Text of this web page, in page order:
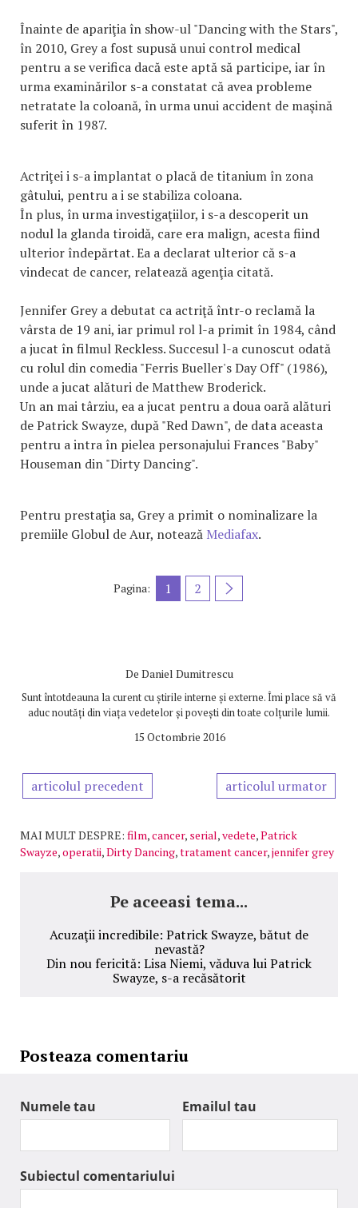
Înainte de apariţia în show-ul "Dancing with the Stars",
în 2010, Grey a fost supusă unui control medical
pentru a se verifica dacă este aptă să participe, iar în
urma examinărilor s-a constatat că avea probleme
netratate la coloană, în urma unui accident de maşină
suferit în 1987.
Actriţei i s-a implantat o placă de titanium în zona
gâtului, pentru a i se stabiliza coloana.
În plus, în urma investigaţiilor, i s-a descoperit un
nodul la glanda tiroidă, care era malign, acesta fiind
ulterior îndepărtat. Ea a declarat ulterior că s-a
vindecat de cancer, relatează agenţia citată.
Jennifer Grey a debutat ca actriţă într-o reclamă la
vârsta de 19 ani, iar primul rol l-a primit în 1984, când
a jucat în filmul Reckless. Succesul l-a cunoscut odată
cu rolul din comedia "Ferris Bueller's Day Off" (1986),
unde a jucat alături de Matthew Broderick.
Un an mai târziu, ea a jucat pentru a doua oară alături
de Patrick Swayze, după "Red Dawn", de data aceasta
pentru a intra în pielea personajului Frances "Baby"
Houseman din "Dirty Dancing".
Pentru prestaţia sa, Grey a primit o nominalizare la
premiile Globul de Aur, notează Mediafax.
Pagina: 1 2
De Daniel Dumitrescu
Sunt întotdeauna la curent cu știrile interne și externe. Îmi place să vă
aduc noutăți din viața vedetelor și povești din toate colțurile lumii.
15 Octombrie 2016
articolul precedent articolul urmator
MAI MULT DESPRE: film,cancer, serial,vedete,Patrick
Swayze,operatii,Dirty Dancing,tratament cancer,jennifer grey
Pe aceeasi tema...
Acuzaţii incredibile: Patrick Swayze, bătut de
nevastă?
Din nou fericită: Lisa Niemi, văduva lui Patrick
Swayze, s-a recăsătorit
Posteaza comentariu
Numele tau Emailul tau
Subiectul comentariului